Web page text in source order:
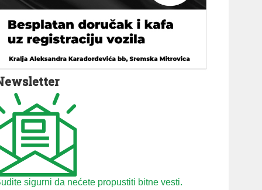
sigurni da nećete propustiti bitne vesti.